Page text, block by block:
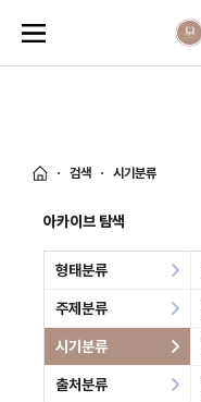
검색 시기분류
아카이브 탐색
형태분류
주제분류
시기분류
출처분류